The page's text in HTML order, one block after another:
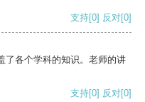
支持[0] 反对[0]
了各个学科的知识。老师的讲
支持[0] 反对[0]